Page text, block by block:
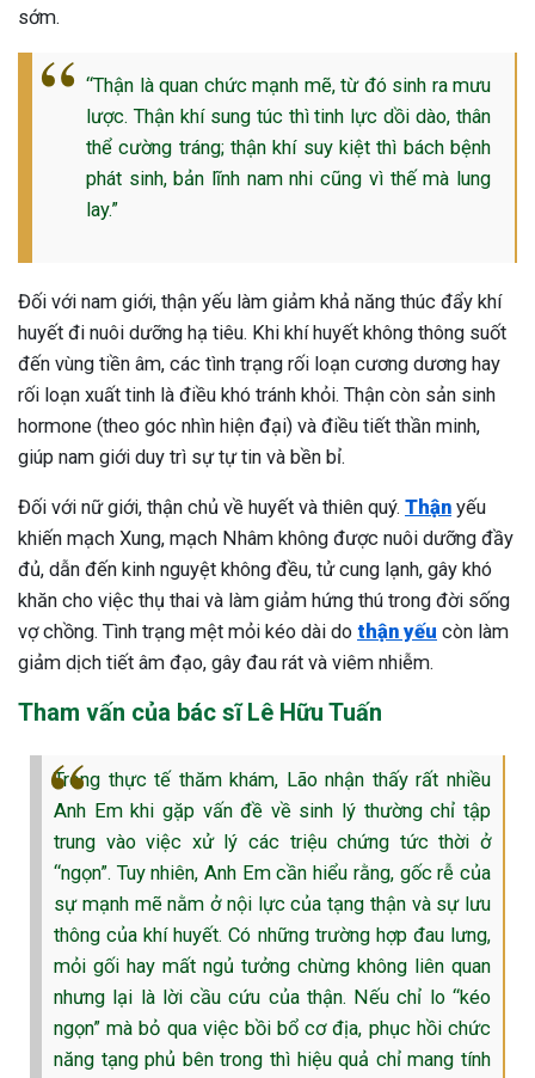
sớm.
“Thận là quan chức mạnh mẽ, từ đó sinh ra mưu
lược. Thận khí sung túc thì tinh lực dồi dào, thân
thể cường tráng; thận khí suy kiệt thì bách bệnh
phát sinh, bản lĩnh nam nhi cũng vì thế mà lung
lay.”
Đối với nam giới, thận yếu làm giảm khả năng thúc đẩy khí
huyết đi nuôi dưỡng hạ tiêu. Khi khí huyết không thông suốt
đến vùng tiền âm, các tình trạng rối loạn cương dương hay
rối loạn xuất tinh là điều khó tránh khỏi. Thận còn sản sinh
hormone (theo góc nhìn hiện đại) và điều tiết thần minh,
giúp nam giới duy trì sự tự tin và bền bỉ.
Đối với nữ giới, thận chủ về huyết và thiên quý. Thận yếu
khiến mạch Xung, mạch Nhâm không được nuôi dưỡng đầy
đủ, dẫn đến kinh nguyệt không đều, tử cung lạnh, gây khó
khăn cho việc thụ thai và làm giảm hứng thú trong đời sống
vợ chồng. Tình trạng mệt mỏi kéo dài do thận yếu còn làm
giảm dịch tiết âm đạo, gây đau rát và viêm nhiễm.
Tham vấn của bác sĩ Lê Hữu Tuấn
Trong thực tế thăm khám, Lão nhận thấy rất nhiều
Anh Em khi gặp vấn đề về sinh lý thường chỉ tập
trung vào việc xử lý các triệu chứng tức thời ở
“ngọn”. Tuy nhiên, Anh Em cần hiểu rằng, gốc rễ của
sự mạnh mẽ nằm ở nội lực của tạng thận và sự lưu
thông của khí huyết. Có những trường hợp đau lưng,
mỏi gối hay mất ngủ tưởng chừng không liên quan
nhưng lại là lời cầu cứu của thận. Nếu chỉ lo “kéo
ngọn” mà bỏ qua việc bồi bổ cơ địa, phục hồi chức
năng tạng phủ bên trong thì hiệu quả chỉ mang tính